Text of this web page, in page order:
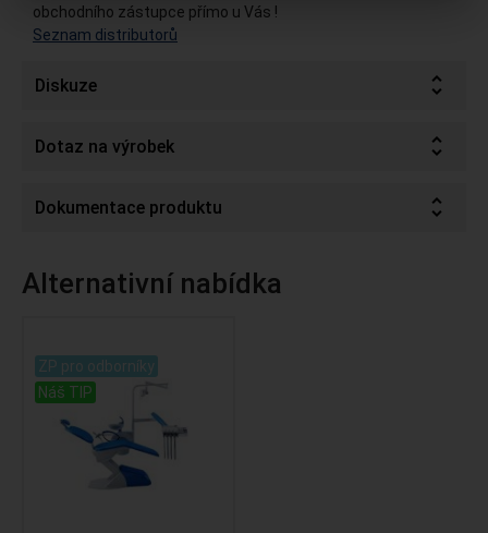
obchodního zástupce přímo u Vás !
Seznam distributorů
Diskuze
Dotaz na výrobek
Dokumentace produktu
Alternativní nabídka
ZP pro odborníky
Náš TIP